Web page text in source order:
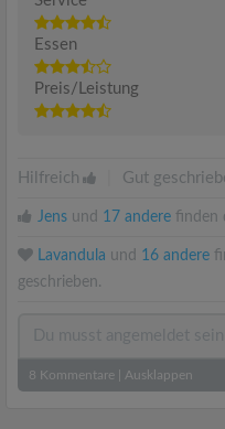
Essen
Preis/Leistung
Hilfreich Gut
Jens und 17 andere finden
Lavandula und 16 andere
geschrieben.
8 Kommentare Ausklappen